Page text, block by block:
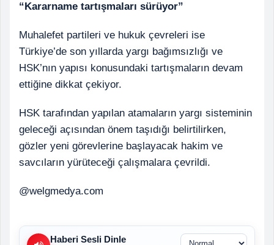
“Kararname tartışmaları sürüyor”
Muhalefet partileri ve hukuk çevreleri ise
Türkiye’de son yıllarda yargı bağımsızlığı ve
HSK’nın yapısı konusundaki tartışmaların devam
ettiğine dikkat çekiyor.
HSK tarafından yapılan atamaların yargı sisteminin
geleceği açısından önem taşıdığı belirtilirken,
gözler yeni görevlerine başlayacak hakim ve
savcıların yürüteceği çalışmalara çevrildi.
@welgmedya.com
Haberi Sesli Dinle